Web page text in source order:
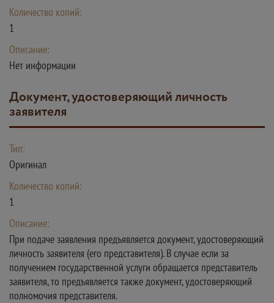
Количество копий:
1
Описание:
Нет информации
Документ, удостоверяющий личность
заявителя
Тип:
Оригинал
Количество копий:
1
Описание:
При подаче заявления предъявляется документ, удостоверяющий
личность заявителя (его представителя). В случае если за
получением государственной услуги обращается представитель
заявителя, то предъявляется также документ, удостоверяющий
полномочия представителя.